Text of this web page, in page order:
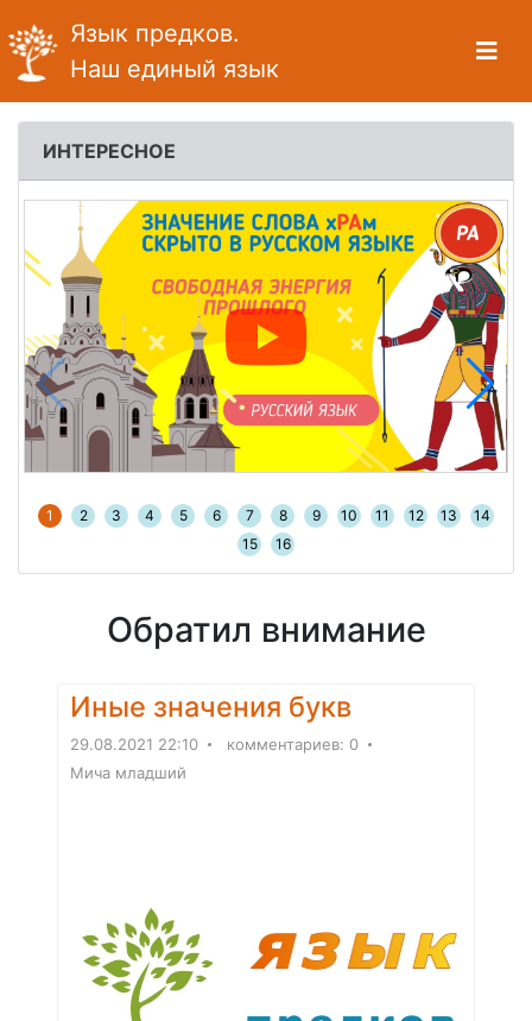
Язык предков.
Наш единый язык
ИНТЕРЕСНОЕ
1 2 3 4 5 6 7 8 9 10 11 12 13
14
15
16
Обратил внимание
Иные значения букв
29.08.2021 22:10
комментариев: 0
Мича младший